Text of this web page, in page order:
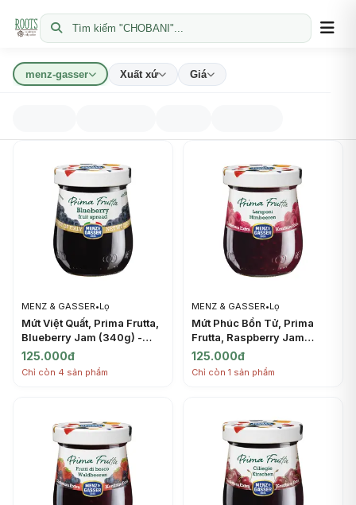
Tìm kiếm "CHOBANI"...
menz-gasser Xuất xứ Giá
MENZ & GASSER•Lọ
Mứt Việt Quất, Prima Frutta,
Blueberry Jam (340g) -
MENZ & GASSER
125.000đ
Chỉ còn 4 sản phẩm
MENZ & GASSER•Lọ
Mứt Phúc Bồn Tử, Prima
Frutta, Raspberry Jam
(340g) - MENZ & GASSER
125.000đ
Chỉ còn 1 sản phẩm